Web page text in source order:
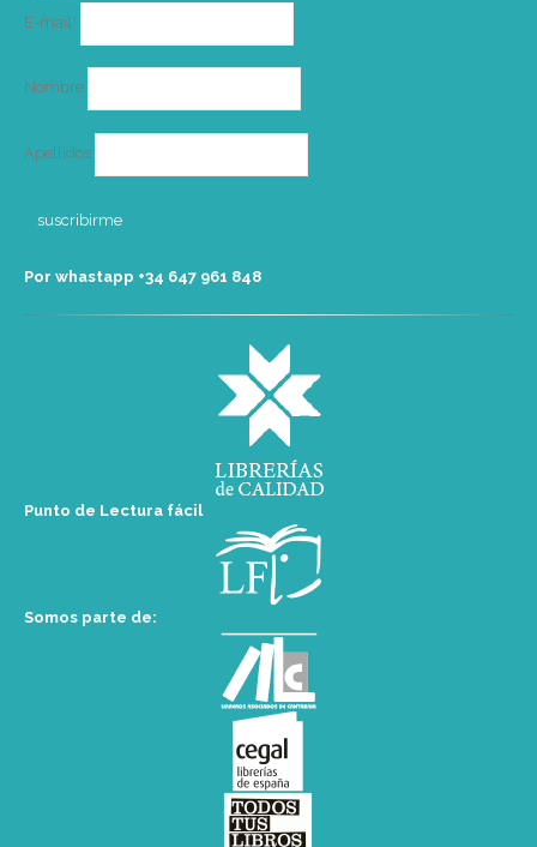
E-mail*
Nombre
Apellidos
Por whastapp +34 ‭647 961 848‬
Punto de Lectura fácil
Somos parte de: